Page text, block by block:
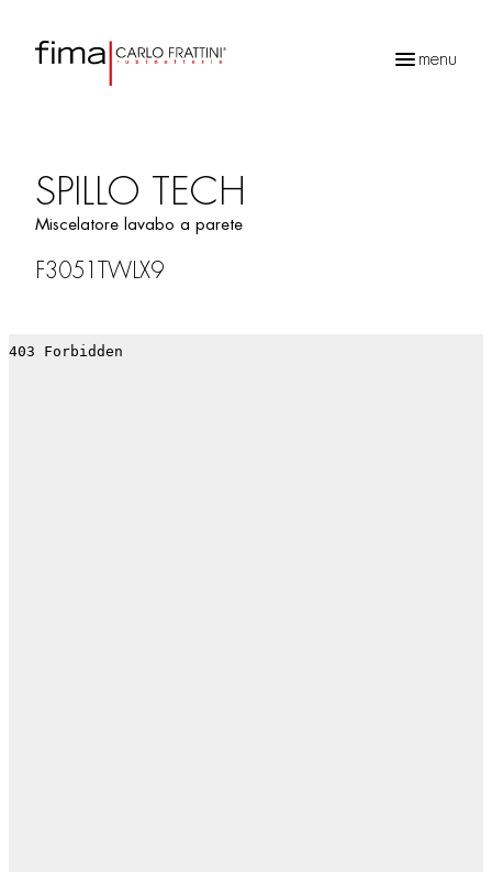
menu
SPILLO TECH
Miscelatore lavabo a parete
F3051TWLX9